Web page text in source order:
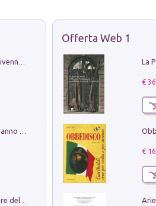
Klose dell'altro mondo. Miro il pescatore del goal
Offerta Web 1
€
€